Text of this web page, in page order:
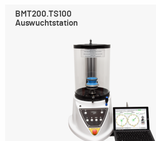
BMT200.TS100
Auswuchtstation